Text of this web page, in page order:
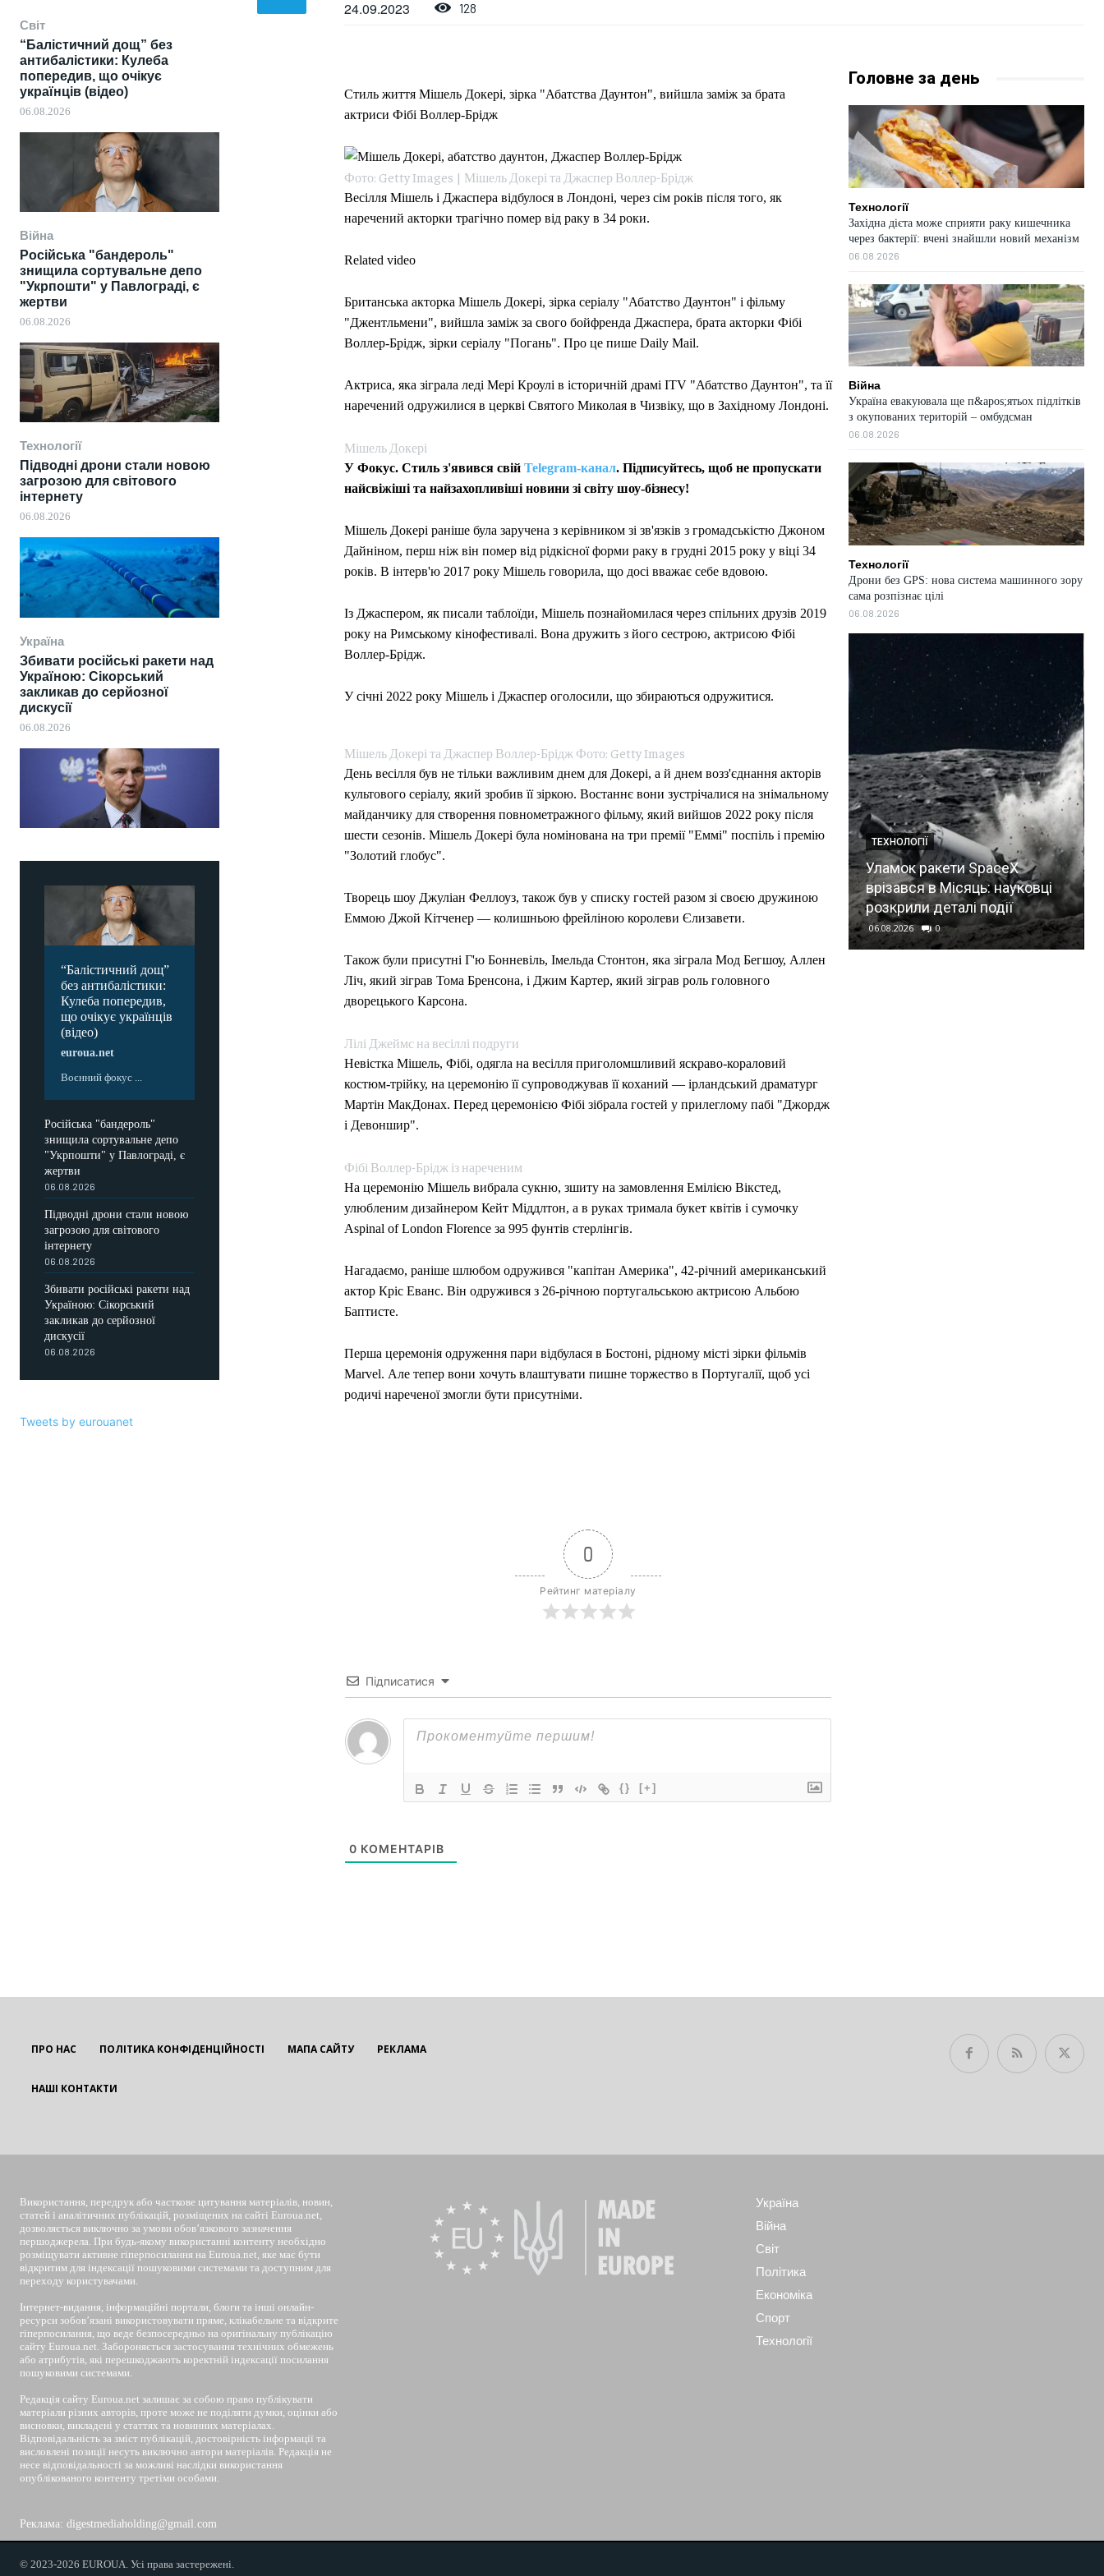
Світ
“Балістичний дощ” без
антибалістики: Кулеба
попередив, що очікує
українців (відео)
06.08.2026
Війна
Російська "бандероль"
знищила сортувальне депо
"Укрпошти" у Павлограді, є
жертви
06.08.2026
Технології
Підводні дрони стали новою
загрозою для світового
інтернету
06.08.2026
Україна
Збивати російські ракети над
Україною: Сікорський
закликав до серйозної
дискусії
06.08.2026
“Балістичний дощ”
без антибалістики:
Кулеба попередив,
що очікує українців
(відео)
euroua.net
Воєнний фокус ...
Російська "бандероль"
знищила сортувальне депо
"Укрпошти" у Павлограді, є
жертви
06.08.2026
Підводні дрони стали новою
загрозою для світового
інтернету
06.08.2026
Збивати російські ракети над
Україною: Сікорський
закликав до серйозної
дискусії
06.08.2026
Tweets by eurouanet
24.09.2023 128
Стиль життя Мішель Докері, зірка "Абатства Даунтон", вийшла заміж за брата
актриси Фібі Воллер-Брідж
Фото: Getty Images | Мішель Докері та Джаспер Воллер-Брідж
Весілля Мішель і Джаспера відбулося в Лондоні, через сім років після того, як
наречений акторки трагічно помер від раку в 34 роки.
Related video
Британська акторка Мішель Докері, зірка серіалу "Абатство Даунтон" і фільму
"Джентльмени", вийшла заміж за свого бойфренда Джаспера, брата акторки Фібі
Воллер-Брідж, зірки серіалу "Погань". Про це пише Daily Mail.
Актриса, яка зіграла леді Мері Кроулі в історичній драмі ITV "Абатство Даунтон", та її
наречений одружилися в церкві Святого Миколая в Чизвіку, що в Західному Лондоні.
Мішель Докері
У Фокус. Стиль з'явився свій Telegram-канал. Підписуйтесь, щоб не пропускати
найсвіжіші та найзахопливіші новини зі світу шоу-бізнесу!
Мішель Докері раніше була заручена з керівником зі зв'язків з громадськістю Джоном
Дайніном, перш ніж він помер від рідкісної форми раку в грудні 2015 року у віці 34
років. В інтерв'ю 2017 року Мішель говорила, що досі вважає себе вдовою.
Із Джаспером, як писали таблоїди, Мішель познайомилася через спільних друзів 2019
року на Римському кінофестивалі. Вона дружить з його сестрою, актрисою Фібі
Воллер-Брідж.
У січні 2022 року Мішель і Джаспер оголосили, що збираються одружитися.
Мішель Докері та Джаспер Воллер-Брідж Фото: Getty Images
День весілля був не тільки важливим днем для Докері, а й днем возз'єднання акторів
культового серіалу, який зробив її зіркою. Востаннє вони зустрічалися на знімальному
майданчику для створення повнометражного фільму, який вийшов 2022 року після
шести сезонів. Мішель Докері була номінована на три премії "Еммі" поспіль і премію
"Золотий глобус".
Творець шоу Джуліан Феллоуз, також був у списку гостей разом зі своєю дружиною
Еммою Джой Кітченер — колишньою фрейліною королеви Єлизавети.
Також були присутні Г'ю Бонневіль, Імельда Стонтон, яка зіграла Мод Бегшоу, Аллен
Ліч, який зіграв Тома Бренсона, і Джим Картер, який зіграв роль головного
дворецького Карсона.
Лілі Джеймс на весіллі подруги
Невістка Мішель, Фібі, одягла на весілля приголомшливий яскраво-кораловий
костюм-трійку, на церемонію її супроводжував її коханий — ірландський драматург
Мартін МакДонах. Перед церемонією Фібі зібрала гостей у прилеглому пабі "Джордж
і Девоншир".
Фібі Воллер-Брідж із нареченим
На церемонію Мішель вибрала сукню, зшиту на замовлення Емілією Вікстед,
улюбленим дизайнером Кейт Міддлтон, а в руках тримала букет квітів і сумочку
Aspinal of London Florence за 995 фунтів стерлінгів.
Нагадаємо, раніше шлюбом одружився "капітан Америка", 42-річний американський
актор Кріс Еванс. Він одружився з 26-річною португальською актрисою Альбою
Баптисте.
Перша церемонія одруження пари відбулася в Бостоні, рідному місті зірки фільмів
Marvel. Але тепер вони хочуть влаштувати пишне торжество в Португалії, щоб усі
родичі нареченої змогли бути присутніми.
0
Рейтинг матеріалу
Підписатися
{} [+]
0 КОМЕНТАРІВ
Головне за день
Технології
Західна дієта може сприяти раку кишечника
через бактерії: вчені знайшли новий механізм
06.08.2026
Війна
Україна евакуювала ще п&apos;ятьох підлітків
з окупованих територій – омбудсман
06.08.2026
Технології
Дрони без GPS: нова система машинного зору
сама розпізнає цілі
06.08.2026
СВІТ
погрози поляка (фото)
06.08.2026
ТЕХНОЛОГІЇ
Уламок ракети SpaceX
врізався в Місяць: науковці
розкрили деталі події
06.08.2026 0
ПРО НАС ПОЛІТИКА КОНФІДЕНЦІЙНОСТІ МАПА САЙТУ РЕКЛАМА
НАШІ КОНТАКТИ
Використання, передрук або часткове цитування матеріалів, новин,
статей і аналітичних публікацій, розміщених на сайті Euroua.net,
дозволяється виключно за умови обов’язкового зазначення
першоджерела. При будь-якому використанні контенту необхідно
розміщувати активне гіперпосилання на Euroua.net, яке має бути
відкритим для індексації пошуковими системами та доступним для
переходу користувачами.
Інтернет-видання, інформаційні портали, блоги та інші онлайн-
ресурси зобов’язані використовувати пряме, клікабельне та відкрите
гіперпосилання, що веде безпосередньо на оригінальну публікацію
сайту Euroua.net. Забороняється застосування технічних обмежень
або атрибутів, які перешкоджають коректній індексації посилання
пошуковими системами.
Редакція сайту Euroua.net залишає за собою право публікувати
матеріали різних авторів, проте може не поділяти думки, оцінки або
висновки, викладені у статтях та новинних матеріалах.
Відповідальність за зміст публікацій, достовірність інформації та
висловлені позиції несуть виключно автори матеріалів. Редакція не
несе відповідальності за можливі наслідки використання
опублікованого контенту третіми особами.
Реклама: digestmediaholding@gmail.com
Україна
Війна
Світ
Політика
Економіка
Спорт
Технології
© 2023-2026 EUROUA. Усі права застережені.